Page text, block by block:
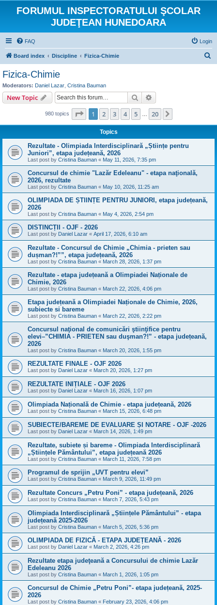
FORUMUL INSPECTORATULUI ŞCOLAR
JUDEŢEAN HUNEDOARA
FAQ Login
Board index Discipline Fizica-Chimie
Fizica-Chimie
Moderators: Daniel Lazar Cristina Bauman
New Topic Search
980 topics Page 1of 20
1 2 3 4 5 20
Topics
Rezultate - Olimpiada Interdisciplinară „Științe pentru
Juniori”, etapa județeană, 2026
Last post by Cristina Bauman « May 11, 2026, 7:35 pm
Concursul de chimie "Lazăr Edeleanu" - etapa naţională,
2026, rezultate
Last post by Cristina Bauman « May 10, 2026, 11:25 am
OLIMPIADA DE ȘTIINȚE PENTRU JUNIORI, etapa județeană,
2026
Last post by Cristina Bauman « May 4, 2026, 2:54 pm
DISTINCȚII - OJF - 2026
Last post by Daniel Lazar « April 17, 2026, 6:10 am
Rezultate - Concursul de Chimie „Chimia - prieten sau
dușman?!””, etapa județeană, 2026
Last post by Cristina Bauman « March 28, 2026, 1:37 pm
Rezultate - etapa județeană a Olimpiadei Naționale de
Chimie, 2026
Last post by Cristina Bauman « March 22, 2026, 4:06 pm
Etapa județeană a Olimpiadei Naționale de Chimie, 2026,
subiecte si bareme
Last post by Cristina Bauman « March 22, 2026, 2:22 pm
Concursul naţional de comunicări ştiinţifice pentru
elevi–”CHIMIA - PRIETEN sau duşman?!” - etapa județeană,
2026
Last post by Cristina Bauman « March 20, 2026, 1:55 pm
REZULTATE FINALE - OJF 2026
Last post by Daniel Lazar « March 20, 2026, 1:27 pm
REZULTATE INIȚIALE - OJF 2026
Last post by Daniel Lazar « March 16, 2026, 1:07 pm
Olimpiada Națională de Chimie - etapa județeană, 2026
Last post by Cristina Bauman « March 15, 2026, 6:48 pm
SUBIECTE/BAREME DE EVALUARE ȘI NOTARE - OJF -2026
Last post by Daniel Lazar « March 14, 2026, 1:49 pm
Rezultate, subiete și bareme - Olimpiada Interdisciplinară
„Științele Pământului”, etapa județeană 2026
Last post by Cristina Bauman « March 11, 2026, 7:58 pm
Programul de sprijin „UVT pentru elevi”
Last post by Cristina Bauman « March 9, 2026, 11:49 pm
Rezultate Concurs „Petru Poni” - etapa județeană, 2026
Last post by Cristina Bauman « March 7, 2026, 5:43 pm
Olimpiada Interdisciplinară „Științele Pământului” - etapa
județeană 2025-2026
Last post by Cristina Bauman « March 5, 2026, 5:36 pm
OLIMPIADA DE FIZICĂ - ETAPA JUDEȚEANĂ - 2026
Last post by Daniel Lazar « March 2, 2026, 4:26 pm
Rezultate etapa judeţeană a Concursului de chimie Lazăr
Edeleanu 2026
Last post by Cristina Bauman « March 1, 2026, 1:05 pm
Concursul de Chimie „Petru Poni”- etapa județeană, 2025-
2026
Last post by Cristina Bauman « February 23, 2026, 4:06 pm